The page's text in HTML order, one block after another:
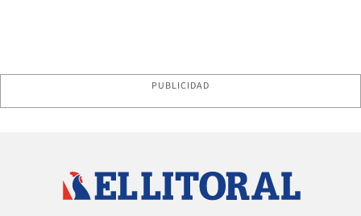
PUBLICIDAD